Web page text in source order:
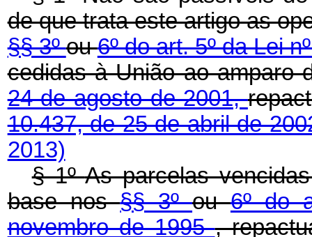
de que trata este artigo as
§§ 3ºou6º do art. 5º da Lei
cedidas à União ao amparo
24 de agosto de 2001,
10.437, de 25 de abril de
2013)
§ 1ºAs parcelas
base nos§§ 3ºou6º do
novembro de 1995,